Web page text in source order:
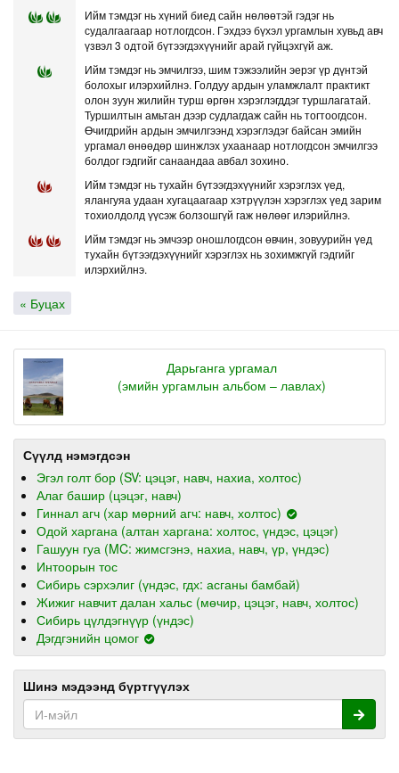
Ийм тэмдэг нь хүний биед сайн нөлөөтэй гэдэг нь
судалгаагаар нотлогдсон. Гэхдээ бүхэл ургамлын хувьд авч
үзвэл 3 одтой бүтээгдэхүүнийг арай гүйцэхгүй аж.
Ийм тэмдэг нь эмчилгээ, шим тэжээлийн эерэг үр дүнтэй
болохыг илэрхийлнэ. Голдуу ардын уламжлалт практикт
олон зуун жилийн турш өргөн хэрэглэгддэг туршлагатай.
Туршилтын амьтан дээр судлагдаж сайн нь тогтоогдсон.
Өчигдрийн ардын эмчилгээнд хэрэглэдэг байсан эмийн
ургамал өнөөдөр шинжлэх ухаанаар нотлогдсон эмчилгээ
болдог гэдгийг санаандаа авбал зохино.
Ийм тэмдэг нь тухайн бүтээгдэхүүнийг хэрэглэх үед,
ялангуяа удаан хугацаагаар хэтрүүлэн хэрэглэх үед зарим
тохиолдолд үүсэж болзошгүй гаж нөлөөг илэрийлнэ.
Ийм тэмдэг нь эмчээр оношлогдсон өвчин, зовуурийн үед
тухайн бүтээгдэхүүнийг хэрэглэх нь зохимжгүй гэдгийг
илэрхийлнэ.
« Буцах
Дарьганга ургамал
(эмийн ургамлын альбом – лавлах)
Сүүлд нэмэгдсэн
Эгэл голт бор (SV: цэцэг, навч, нахиа, холтос)
Алаг башир (цэцэг, навч)
Гиннал агч (хар мөрний агч: навч, холтос)
Одой харгана (алтан харгана: холтос, үндэс, цэцэг)
Гашуун гуа (MC: жимсгэнэ, нахиа, навч, үр, үндэс)
Интоорын тос
Сибирь сэрхэлиг (үндэс, гдх: асганы бамбай)
Жижиг навчит далан хальс (мөчир, цэцэг, навч, холтос)
Сибирь цүлдэгнүүр (үндэс)
Дэгдгэнийн цомог
Шинэ мэдээнд бүртгүүлэх